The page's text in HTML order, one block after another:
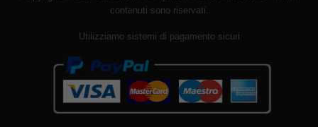
contenuti sono riservati.
Utilizziamo sistemi di pagamento sicuri